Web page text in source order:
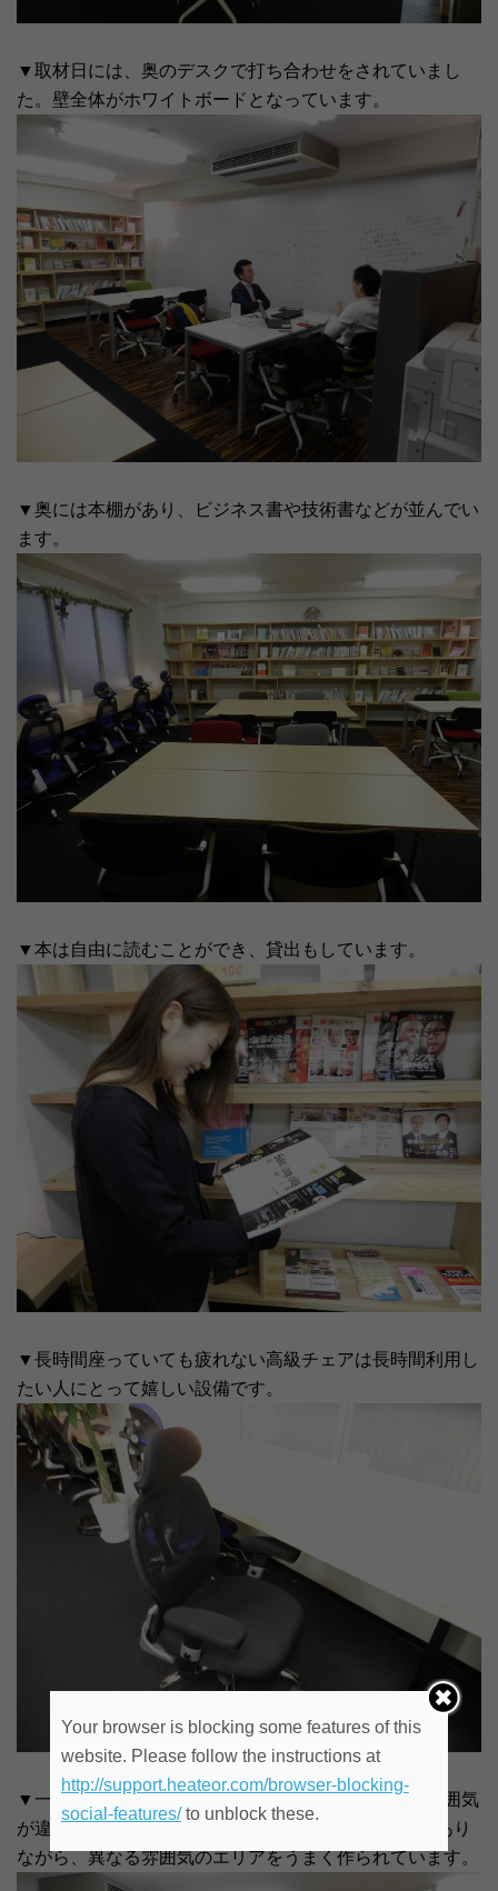
▼取材日には、奥のデスクで打ち合わせをされていまし
た。壁全体がホワイトボードとなっています。
▼奥には本棚があり、ビジネス書や技術書などが並んでい
ます。
▼本は自由に読むことができ、貸出もしています。
▼長時間座っていても疲れない高級チェアは長時間利用し
たい人にとって嬉しい設備です。
▼一番奥からのスペース風景です。手前側と奥では雰囲気
が違っているのがよくわかります。大きな1フロアであり
ながら、異なる雰囲気のエリアをうまく作られています。
Your browser is blocking some features of this
website. Please follow the instructions at
http://support.heateor.com/browser-blocking-
social-features/to unblock these.